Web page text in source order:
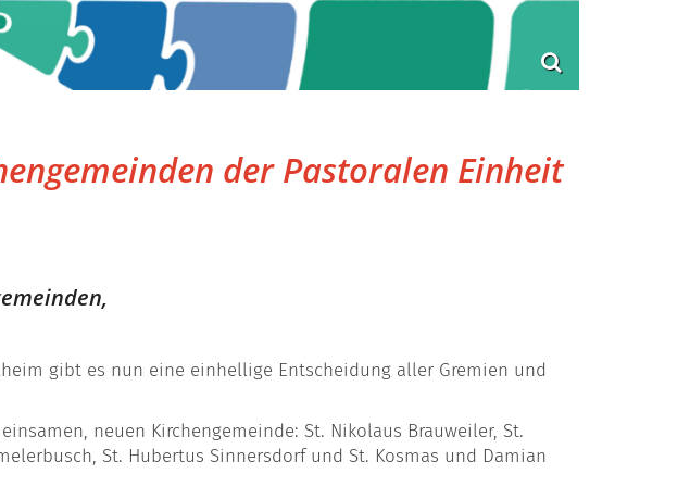
der Pastoralen Einheit
gibt es nun eine einhellige Entscheidung aller Gremien und
neuen Kirchengemeinde: St. Nikolaus Brauweiler, St.
St. Hubertus Sinnersdorf und St. Kosmas und Damian